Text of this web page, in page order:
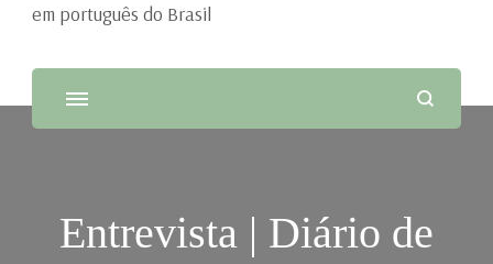
em português do Brasil
Entrevista | Diário de